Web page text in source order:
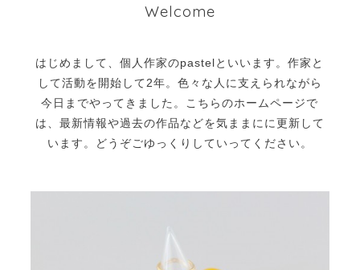
Welcome
はじめまして、個人作家のpastelといいます。作家と
して活動を開始して2年。色々な人に支えられながら
今日までやってきました。 こちらのホームページで
は、最新情報や過去の作品などを気ままにに更新して
います。どうぞごゆっくりしていってください。